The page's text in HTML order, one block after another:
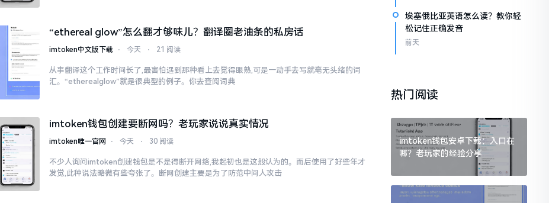
“ethereal glow”怎么翻才够味儿？翻译圈老油条的私房话
imtoken中文版下载 ⋅ 今天 ⋅ 21 阅读
从事翻译这个工作时间长了,最害怕遇到那种看上去觉得眼熟,可是一动手去写就毫无头绪的词
汇。“etherealglow”就是很典型的例子。你去查阅词典
imtoken钱包创建要断网吗？老玩家说说真实情况
imtoken唯一官网 ⋅ 今天 ⋅ 30 阅读
不少人询问imtoken创建钱包是不是得断开网络,我起初也是这般认为的。而后使用了好些年才
发觉,此种说法略微有些夸张了。断网创建主要是为了防范中间人攻击
埃塞俄比亚英语怎么读？教你轻
松记住正确发音
前天
热门阅读
imtoken钱包安卓下载：入口在
哪？老玩家的经验分享